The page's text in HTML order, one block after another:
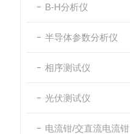
B-H分析仪
半导体参数分析仪
相序测试仪
光伏测试仪
电流钳/交直流电流钳